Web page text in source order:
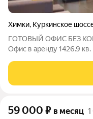
Химки, Куркинское
ГОТОВЫЙ ОФИС БЕЗ КОМИССИИ АРЕНДНЫЕ КАНИКУЛЫ
Офис в аренду 1426.9
355 555 руб./месяц. Все
платежи). Коммунальные
59 000 ₽ в месяц